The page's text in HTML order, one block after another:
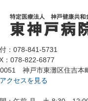
：078-841-5731
078-822-6877
神戸市東灘区住吉本
クセスを見る